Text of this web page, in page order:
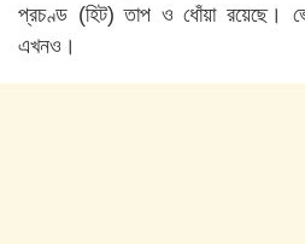
প্রচণ্ড (হিট) তাপ ও ধোঁয়া রয়েছে।
এখনও।